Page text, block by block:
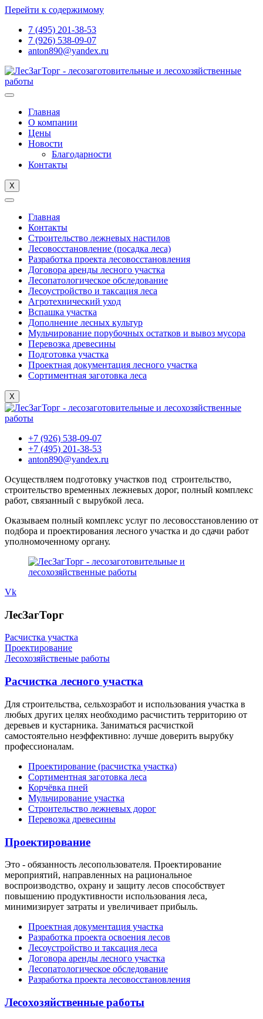
Перейти к содержимому
7 (495) 201-38-53
7 (926) 538-09-07
anton890@yandex.ru
Главная
О компании
Цены
Новости
Благодарности
Контакты
X
Главная
Контакты
Строительство лежневых настилов
Лесовосстановление (посадка леса)
Разработка проекта лесовосстановления
Договора аренды лесного участка
Лесопатологическое обследование
Лесоустройство и таксация леса
Агротехнический уход
Вспашка участка
Дополнение лесных культур
Мульчирование порубочных остатков и вывоз мусора
Перевозка древесины
Подготовка участка
Проектная документация лесного участка
Сортиментная заготовка леса
X
+7 (926) 538-09-07
+7 (495) 201-38-53
anton890@yandex.ru
Осуществляем подготовку участков под строительство,
строительство временных лежневых дорог, полный комплекс
работ, связанный с вырубкой леса.
Оказываем полный комплекс услуг по лесовосстановлению от
подбора и проектирования лесного участка и до сдачи работ
уполномоченному органу.
Vk
ЛесЗагТорг
Расчистка участка
Проектирование
Лесохозяйственые работы
Расчистка лесного участка
Для строительства, сельхозработ и использования участка в
любых других целях необходимо расчистить территорию от
деревьев и кустарника. Заниматься расчисткой
самостоятельно неэффективно: лучше доверить вырубку
профессионалам.
Проектирование (расчистка участка)
Сортиментная заготовка леса
Корчёвка пней
Мульчирование участка
Строительство лежневых дорог
Перевозка древесины
Проектирование
Это - обязанность лесопользователя. Проектирование
мероприятий, направленных на рациональное
воспроизводство, охрану и защиту лесов способствует
повышению продуктивности использования леса,
минимизирует затраты и увеличивает прибыль.
Проектная документация участка
Разработка проекта освоения лесов
Лесоустройство и таксация леса
Договора аренды лесного участка
Лесопатологическое обследование
Разработка проекта лесовосстановления
Лесохозяйственные работы